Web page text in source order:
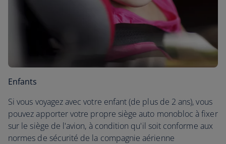
Enfants
Si vous voyagez avec votre enfant (de plus de 2 ans), vous
pouvez apporter votre propre siège auto monobloc à fixer
sur le siège de l'avion, à condition qu'il soit conforme aux
normes de sécurité de la compagnie aérienne